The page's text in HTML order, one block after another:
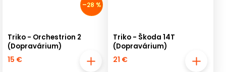
–28 %
Triko - Orchestrion 2
(Dopravárium)
15 €
Triko - Škoda 14T
(Dopravárium)
21 €